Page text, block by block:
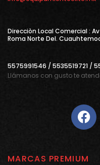
Direcciòn Local Comercial :
Roma Norte Del.
5575991546 / 5535519721 /
Llámanos con gusto te
MARCAS PREMIUM